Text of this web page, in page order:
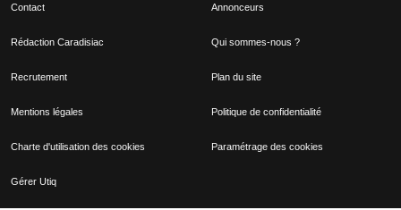
Contact Annonceurs
Rédaction Caradisiac Qui sommes-nous ?
Recrutement Plan du site
Mentions légales Politique de confidentialité
Charte d'utilisation des cookies Paramétrage des cookies
Gérer Utiq